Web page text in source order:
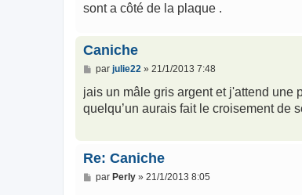
sont a côté de la plaque .
Caniche
M
s
a
par julie22 » 21/1/2013 7:48
jais un mâle gris argent et j'attend une
quelqu’un aurais fait le croisement de
Re: Caniche
M
par Perly» 21/1/2013 8:05